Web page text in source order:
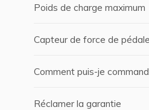
Poids de charge maximum
Capteur de force de
Comment puis-je
Réclamer la garantie